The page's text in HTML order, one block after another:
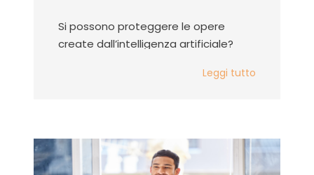
Si possono proteggere le opere
create dall’intelligenza artificiale?
Leggi tutto